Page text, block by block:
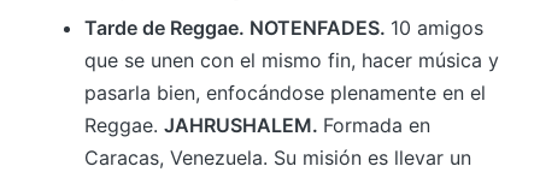
Tarde de Reggae. NOTENFADES. 10 amigos
que se unen con el mismo fin, hacer música y
pasarla bien, enfocándose plenamente en el
Reggae. JAHRUSHALEM. Formada en
Caracas, Venezuela. Su misión es llevar un